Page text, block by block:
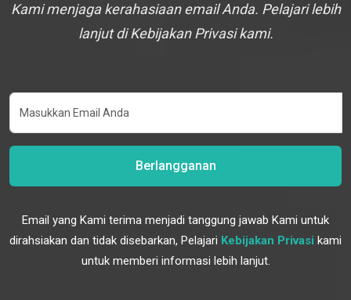
Kami menjaga kerahasiaan email Anda. Pelajari lebih
lanjut di Kebijakan Privasi kami.
Berlangganan
Email yang Kami terima menjadi tanggung jawab Kami untuk
dirahsiakan dan tidak disebarkan, Pelajari Kebijakan Privasi kami
untuk memberi informasi lebih lanjut.